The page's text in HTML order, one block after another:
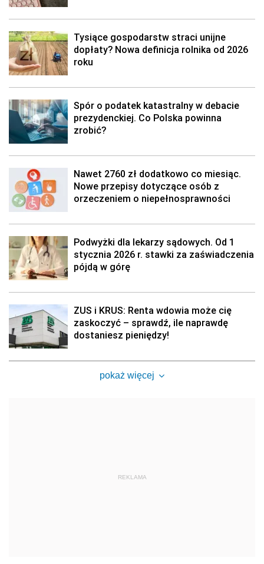
Tysiące gospodarstw straci unijne
dopłaty? Nowa definicja rolnika od 2026
roku
Spór o podatek katastralny w debacie
prezydenckiej. Co Polska powinna
zrobić?
Nawet 2760 zł dodatkowo co miesiąc.
Nowe przepisy dotyczące osób z
orzeczeniem o niepełnosprawności
Podwyżki dla lekarzy sądowych. Od 1
stycznia 2026 r. stawki za zaświadczenia
pójdą w górę
ZUS i KRUS: Renta wdowia może cię
zaskoczyć – sprawdź, ile naprawdę
dostaniesz pieniędzy!
pokaż więcej
REKLAMA